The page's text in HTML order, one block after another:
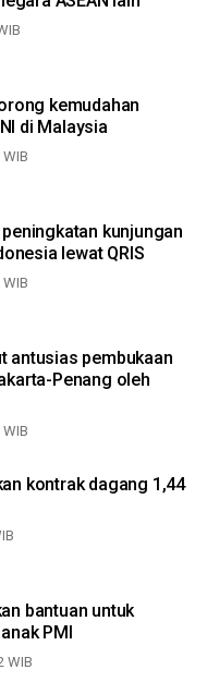
kemudahan
di Malaysia
kunjungan
lewat QRIS
antusias pembukaan
Penang oleh
kontrak dagang 1,44
bantuan untuk
PMI
WIB